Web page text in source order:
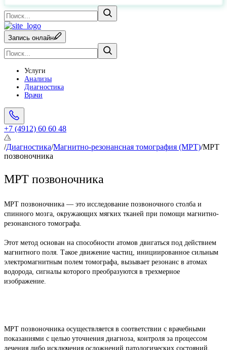
Запись онлайн
Услуги
Анализы
Диагностика
Врачи
+7 (4912) 60 60 48
/Диагностика/Магнитно-резонансная томография (МРТ)/МРТ
позвоночника
МРТ позвоночника
МРТ позвоночника — это исследование позвоночного столба и
спинного мозга, окружающих мягких тканей при помощи магнитно-
резонансного томографа.
Этот метод основан на способности атомов двигаться под действием
магнитного поля. Такое движение частиц, инициированное сильным
электромагнитным полем томографа, вызывает резонанс в атомах
водорода, сигналы которого преобразуются в трехмерное
изображение.
МРТ позвоночника осуществляется в соответствии с врачебными
показаниями с целью уточнения диагноза, контроля за процессом
лечения либо исключения осложнений патологических состояний.